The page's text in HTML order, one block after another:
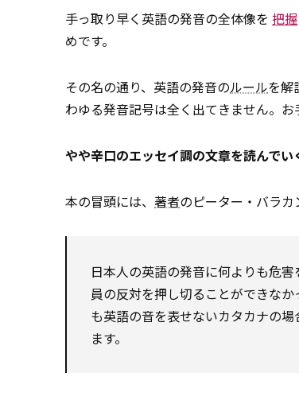
手っ取り早く英語の発音の全体像を 把握
めです。
その名の通り、英語の発音のルールを解
わゆる発音記号は全く出てきません。お
やや辛口のエッセイ調の文章を読んで
本の冒頭には、 著者のピーター・バラカ
日本人の英語の発音に何よりも危
員の反対を押し切ることができな
も英語の音を表せないカタカナの
ます。